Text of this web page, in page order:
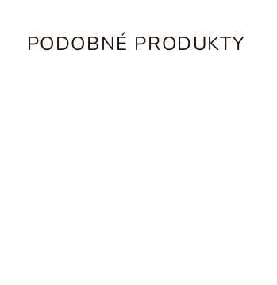
PODOBNÉ PRODUKTY